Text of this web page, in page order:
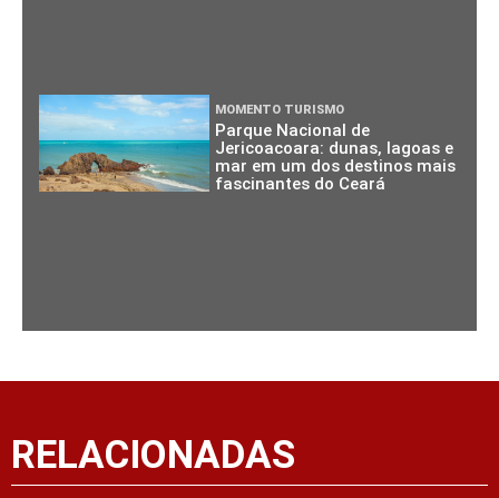
MOMENTO TURISMO
Parque Nacional de
Jericoacoara: dunas, lagoas e
mar em um dos destinos mais
fascinantes do Ceará
RELACIONADAS